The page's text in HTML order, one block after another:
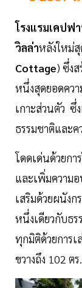
โรงแรมเคปฟ
วิลล่าหลังใหม่สุ
Cottage) ซึ่ง
หนึ่งสุดยอดคว
เกาะส่วนตัว ซึ่
ธรรมชาติและ
โดดเด่นด้วยก
และเพิ่มความ
เสริมด้วยผนัง
หนึ่งเดียวกับธ
ทุกมิติด้วยการ
ขวางถึง 102 ตร